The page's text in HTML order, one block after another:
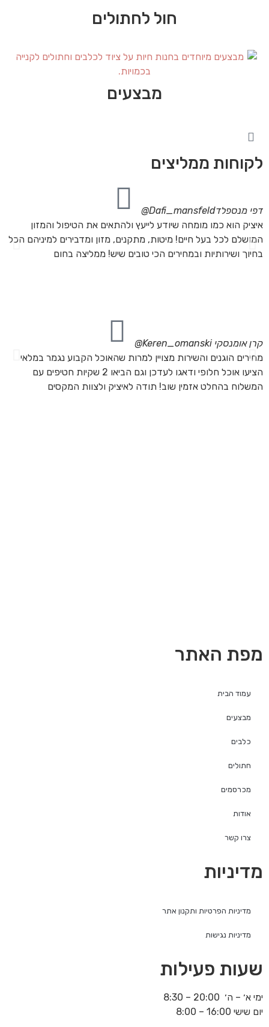
חול לחתולים
מבצעים
לקוחות ממליצים
דפי מנספלדDafi_mansfeld@
איציק הוא כמו מומחה שיודע לייעץ ולהתאים את הטיפול והמזון
המושלם לכל בעל חיים! מיטות, מתקנים, מזון ומדבירים למיניהם הכל
בחיוך ושירותיות ובמחירים הכי טובים שיש! ממליצה בחום
קרן אומנסקי Keren_omanski@
מחירים הוגנים והשירות מצויין למרות שהאוכל הקבוע נגמר במלאי
הציעו אוכל חלופי ודאגו לעדכן וגם הביאו 2 שקיות חטיפים עם
המשלוח בהחלט אזמין שוב! תודה לאיציק ולצוות המקסים
מפת האתר
עמוד הבית
מבצעים
כלבים
חתולים
מכרסמים
אודות
צרו קשר
מדיניות
מדיניות הפרטיות ותקנון אתר
מדיניות נגישות
שעות פעילות
ימי א׳ – ה׳ 20:00 – 8:30
יום שישי 16:00 – 8:00